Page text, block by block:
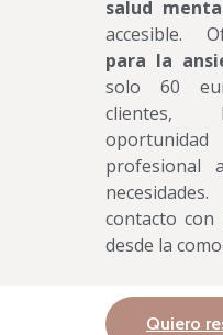
salud
accesible.
para la
solo 60
clientes,
profesional
contacto con
desde la
Quiero